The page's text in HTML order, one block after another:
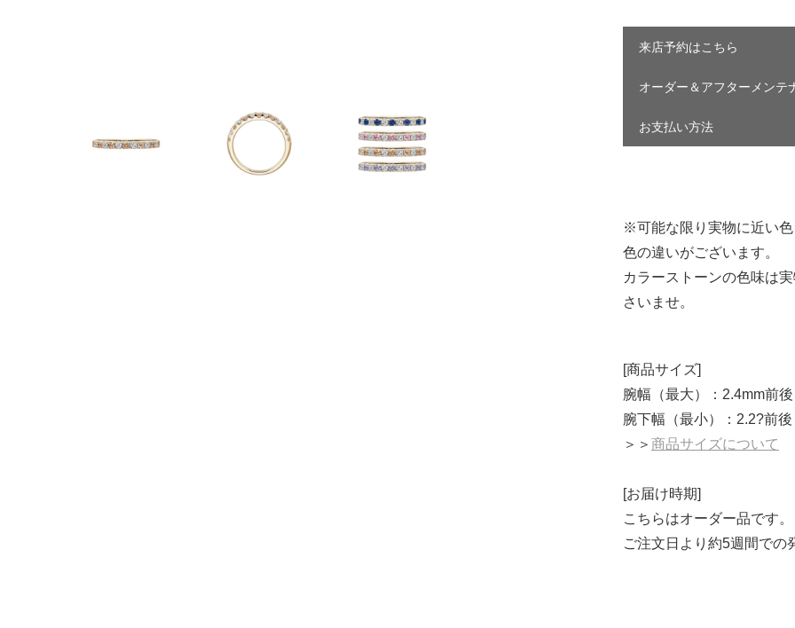
来店予約はこちら
オーダー＆アフターメンテ
お支払い方法
※可能な限り実物に近い
色の違いがございます。
カラーストーンの色味は
さいませ。
[商品サイズ]
腕幅（最大）：2.4mm前後
腕下幅（最小）：2.2?前後
＞＞ 商品サイズについて
[お届け時期]
こちらはオーダー品です。
ご注文日より約5週間での